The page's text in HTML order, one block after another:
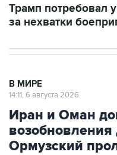
Трамп потребовал
за нехватки
В МИРЕ
14:11, 6 августа 2026
Иран и Оман
Ормузский